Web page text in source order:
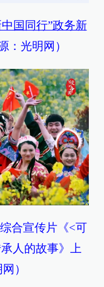
国同行”政务新
：光明网）
综合宣传片《<可
人的故事》上
）